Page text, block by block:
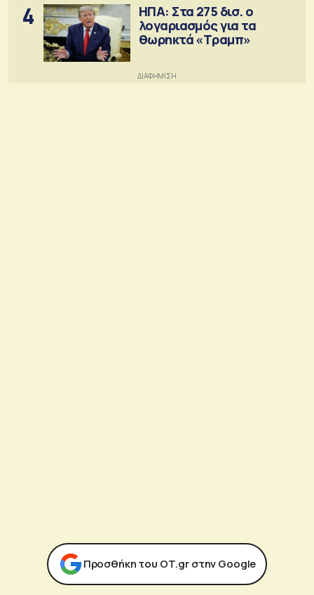
4
ΗΠΑ: Στα 275 δισ. ο
λογαριασμός για τα
θωρηκτά «Τραμπ»
Προσθήκη του ΟΤ.gr στην Google